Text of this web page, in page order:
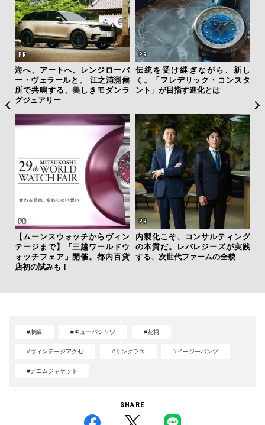
海へ、アートへ、レンジローバ
ー・ヴェラールと。 江之浦測候
所で共鳴する、美しきモダンラ
グジュアリー
伝統を受け継ぎながら、新し
く。「フレデリック・コンスタ
ント」が目指す進化とは
【ムーンスウォッチからヴィン
テージまで】「三越ワールドウ
ォッチフェア」開催。都内百貨
店初の試みも！
内製化こそ、コンサルティング
の本質だ。レバレジーズが実践
する、次世代ファームの全貌
y
#刺繍 #キューバシャツ #花柄
#ヴィンテージアクセ #サングラス #イージーパンツ
#デニムジャケット
SHARE